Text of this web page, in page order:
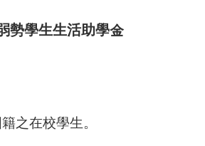
勢學生生活助學金
之在校學生。